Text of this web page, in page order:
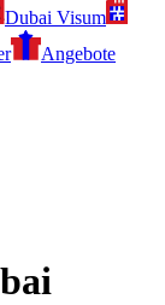
Dubai Visum
Angebote